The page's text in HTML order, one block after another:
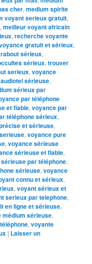
cher,medium spirite
voyant serieux gratuit,
,meilleur voyant africain
,recherche voyante
gratuit et sérieux,
sérieux,
sérieux,trouver
serieux,voyance
sérieuse,
sérieux par
par téléphone
et fiable,voyance par
téléphone sérieux,
et sérieuse,
,voyance pure
,voyance sérieuse
sérieuse et fiable,
par téléphone,
sérieuse,voyance
connu et sérieux,
,voyant sérieux et
serieux par telephone,
en ligne et sérieuse,
médium sérieuse,
,voyante
| Laisser un